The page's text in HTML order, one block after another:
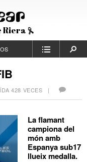
Riera
428 VECES |
La flamant
campiona del
món amb
Espanya sub17
llueix medalla.